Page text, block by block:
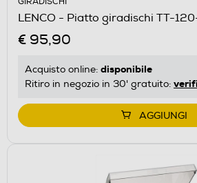
LENCO - Piatto giradischi TT-
€ 95,90
Acquisto online: disponibile
Ritiro in negozio in 30' gratuito:
AGGIUNGI